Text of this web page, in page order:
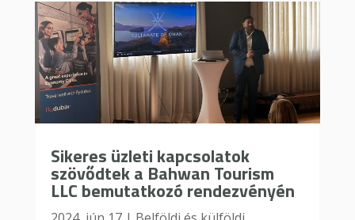
Sikeres üzleti kapcsolatok
szövődtek a Bahwan Tourism
LLC bemutatkozó rendezvényén